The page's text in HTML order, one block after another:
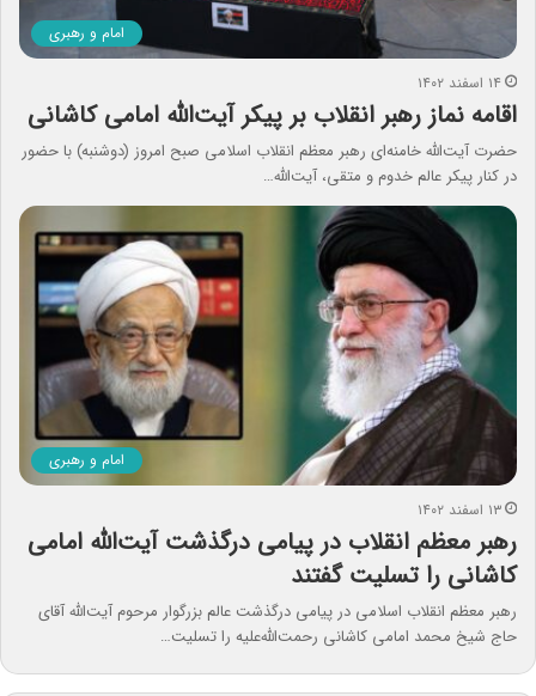
امام و رهبری
۱۴ اسفند ۱۴۰۲
اقامه نماز رهبر انقلاب بر پیکر آیت‌الله امامی کاشانی
حضرت آیت‌الله خامنه‌ای رهبر معظم انقلاب اسلامی صبح امروز (دوشنبه) با حضور
در کنار پیکر عالم خدوم و متقی، آیت‌الله…
امام و رهبری
۱۳ اسفند ۱۴۰۲
رهبر معظم انقلاب در پیامی درگذشت آیت‌الله امامی
کاشانی را تسلیت گفتند
رهبر معظم انقلاب اسلامی در پیامی درگذشت عالم بزرگوار مرحوم آیت‌الله آقای
حاج شیخ محمد امامی کاشانی رحمت‌الله‌علیه را تسلیت…